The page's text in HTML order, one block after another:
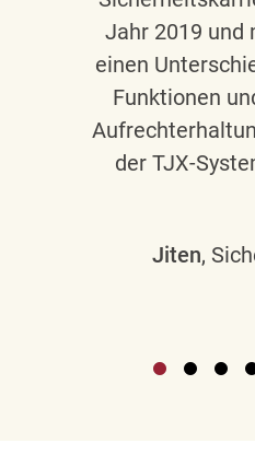
Jahr 2019 und
einen
Funktionen
der TJX-
Jiten,